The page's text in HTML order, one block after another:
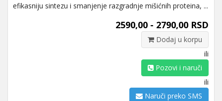
efikasniju sintezu i smanjenje razgradnje mišićnih proteina, ...
2590,00 - 2790,00 RSD
Dodaj u korpu
ili
Pozovi i naruči
ili
Naruči preko SMS